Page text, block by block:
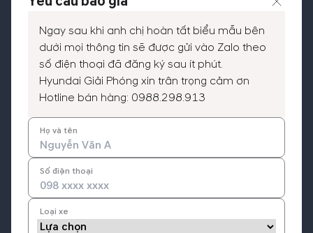
Hộp số vô cấp IVT được cải tiến từ hộp số vô
cấp CVT thông thường sẽ giúp khắc phục
được các nhược điểm của CVT (Phản hồi
chậm, tiếng ồn, trượt của đai sắt) và vẫn duy trì
được những đặc tính tốt của CVT (độ mượt
Ngay sau khi anh chị hoàn tất biểu mẫu bên
dưới mọi thông tin sẽ được gửi vào Zalo theo
số điện thoại đã đăng ký sau ít phút.
Hyundai Giải Phóng xin trân trọng cảm ơn
Hotline bán hàng: 0988.298.913
Họ và tên
Số điện thoại
Loại xe